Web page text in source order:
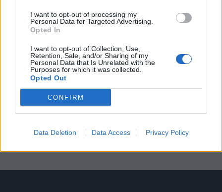
I want to opt-out of processing my
Personal Data for Targeted Advertising.
Opted In
I want to opt-out of Collection, Use,
Retention, Sale, and/or Sharing of my
Personal Data that Is Unrelated with the
Purposes for which it was collected.
Opted Out
CONFIRM
Data Deletion Data Access Privacy Policy
7 Αυγούστου 2026
χρηματοοικονομικός σύμβουλος του
Ομίλου ΔΕΗ
7 Αυγούστου 2026
EFA GROUP: Στρατηγική επένδυση στη
7 Αυγούστου 2026